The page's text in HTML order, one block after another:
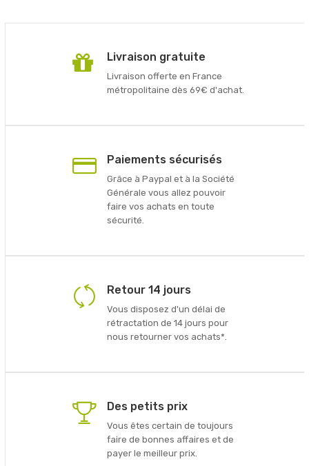
Livraison gratuite
Livraison offerte en France
métropolitaine dès 69€ d'achat.
Paiements sécurisés
Grâce à Paypal et à la Société
Générale vous allez pouvoir
faire vos achats en toute
sécurité.
Retour 14 jours
Vous disposez d'un délai de
rétractation de 14 jours pour
nous retourner vos achats*.
Des petits prix
Vous êtes certain de toujours
faire de bonnes affaires et de
payer le meilleur prix.